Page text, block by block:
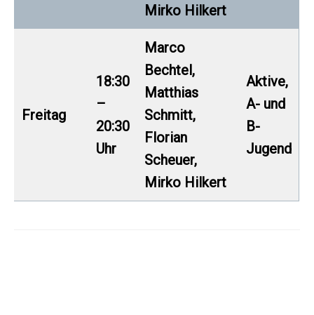
Mirko Hilkert
Freitag
18:30
–
20:30
Uhr
Marco
Bechtel,
Matthias
Schmitt,
Florian
Scheuer,
Mirko Hilkert
Aktive,
A- und
B-
Jugend